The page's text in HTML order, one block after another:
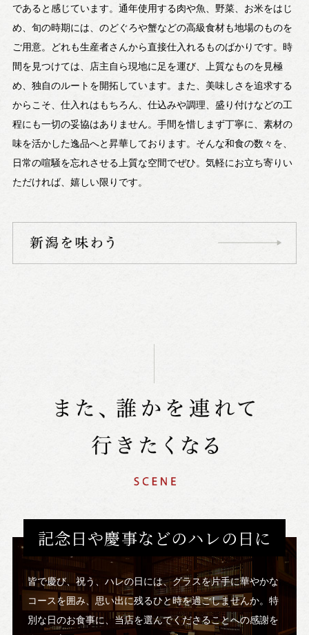
であると感じています。通年使用する肉や魚、野菜、お米をはじ
め、旬の時期には、のどぐろや蟹などの高級食材も地場のものを
ご用意。どれも生産者さんから直接仕入れるものばかりです。時
間を見つけては、店主自ら現地に足を運び、上質なものを見極
め、独自のルートを開拓しています。また、美味しさを追求する
からこそ、仕入れはもちろん、仕込みや調理、盛り付けなどの工
程にも一切の妥協はありません。手間を惜しまず丁寧に、素材の
味を活かした逸品へと昇華しております。そんな和食の数々を、
日常の喧騒を忘れさせる上質な空間でぜひ。気軽にお立ち寄りい
ただければ、嬉しい限りです。
記念日や慶事などのハレの日に
皆で慶び、祝う、ハレの日には、グラスを片手に華やかな
コースを囲み、思い出に残るひと時を過ごしませんか。特
別な日のお食事に、当店を選んでくださることへの感謝を